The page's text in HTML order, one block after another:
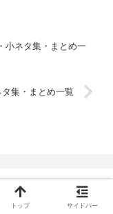
小ネタ集・まとめ一
集・まとめ一覧
トップ サイドバー